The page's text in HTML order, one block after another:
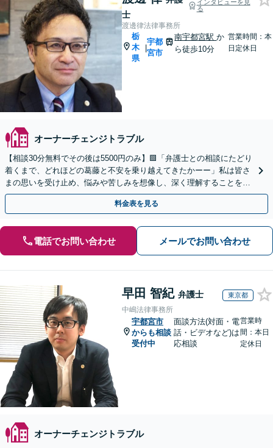
士
インタビューを見
る
渡邊律法律事務所
栃
木
県
|
宇都
宮市
南宇都宮駅か
ら徒歩10分
営業時間：本
日定休日
オーナーチェンジトラブル
【相談30分無料でその後は5500円のみ】🟩「弁護士との相談にたどり
着くまで、どれほどの葛藤と不安を乗り越えてきたかーー」私は皆さ
まの思いを受け止め、悩みや苦しみを想像し、深く理解することをあ
きらめません。ぜひ一度ご相談ください
料金表を見る
電話でお問い合わせ メールでお問い合わせ
早田 智紀 弁護士 東京都
中嶋法律事務所
宇都宮市
からも相談
受付中
面談方法(対面・電
話・ビデオなど)は
応相談
営業時
間：本日
定休日
オーナーチェンジトラブル